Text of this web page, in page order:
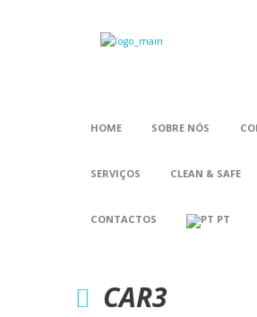
HOME SOBRE NÓS
SERVIÇOS CLEAN & SAFE
CONTACTOS PT
CAR3